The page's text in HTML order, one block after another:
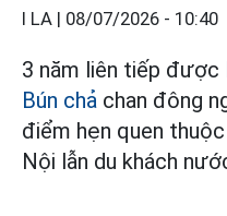
I LA | 08/07/2026 - 10:40
3 năm liên tiếp được
Bún chả chan đông
điểm hẹn quen
Nội lẫn du khách